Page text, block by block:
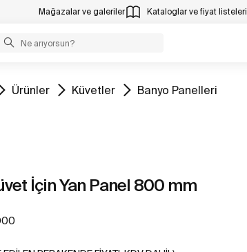
Mağazalar ve galeriler Kataloglar ve fiyat listeleri
Tüm
Ürünler Tüm
Küvetler Tüm
Banyo Panelleri
İçin Yan Panel 800 mm